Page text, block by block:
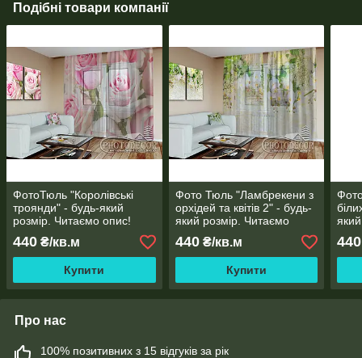
Подібні товари компанії
ФотоТюль "Королівські
троянди" - будь-який
розмір. Читаємо опис!
440 ₴/кв.м
Купити
Фото Тюль "Ламбрекени з
орхідей та квітів 2" - будь-
який розмір. Читаємо
440₴/кв.м
Купити
440
Про нас
100% позитивних з 15 відгуків за рік